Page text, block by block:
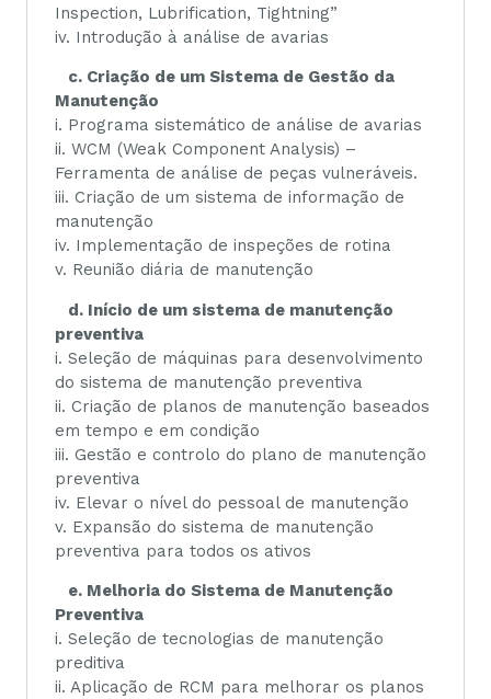
Inspection, Lubrification, Tightning”
iv. Introdução à análise de avarias
c. Criação de um Sistema de Gestão da
Manutenção
i. Programa sistemático de análise de avarias
ii. WCM (Weak Component Analysis) –
Ferramenta de análise de peças vulneráveis.
iii. Criação de um sistema de informação de
manutenção
iv. Implementação de inspeções de rotina
v. Reunião diária de manutenção
d. Início de um sistema de manutenção
preventiva
i. Seleção de máquinas para desenvolvimento
do sistema de manutenção preventiva
ii. Criação de planos de manutenção baseados
em tempo e em condição
iii. Gestão e controlo do plano de manutenção
preventiva
iv. Elevar o nível do pessoal de manutenção
v. Expansão do sistema de manutenção
preventiva para todos os ativos
e. Melhoria do Sistema de Manutenção
Preventiva
i. Seleção de tecnologias de manutenção
preditiva
ii. Aplicação de RCM para melhorar os planos